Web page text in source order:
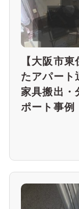
【大阪市
たアパート
家具搬出・
ポート事例